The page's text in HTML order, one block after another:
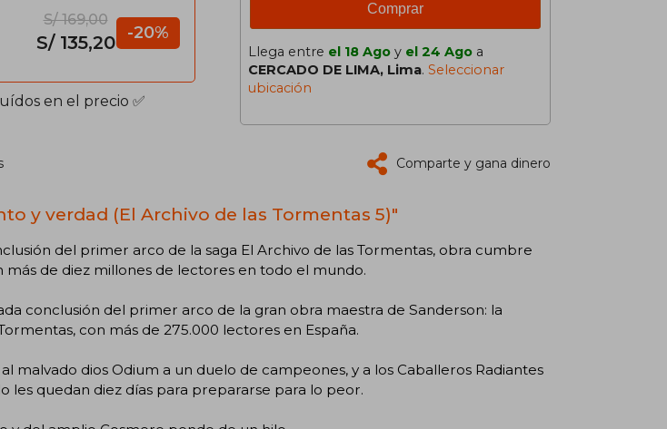
S/ 169,00
S/ 135,20 -20%
en el precio ✅
Comprar
Llega entre el 18 Ago y el 24 Ago a
CERCADO DE LIMA, Lima. Seleccionar
ubicación
Comparte y gana dinero
y verdad (El Archivo de las Tormentas 5)"
del primer arco de la saga El Archivo de las Tormentas, obra cumbre
más de diez millones de lectores en todo el mundo.
conclusión del primer arco de la gran obra maestra de Sanderson: la
con más de 275.000 lectores en España.
malvado dios Odium a un duelo de campeones, y a los Caballeros Radiantes
les quedan diez días para prepararse para lo peor.